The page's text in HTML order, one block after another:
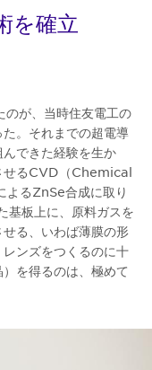
を確立
が、当時住友電工の
。それまでの超電導
できた経験を生か
せるCVD（Chemical
るZnSe合成に取り
基板上に、原料ガスを
る、いわば薄膜の形
ンズをつくるのに十
を得るのは、極めて